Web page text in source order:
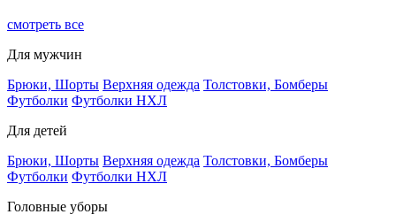
смотреть все
Для мужчин
Брюки, Шорты Верхняя одежда Толстовки, Бомберы
Футболки Футболки НХЛ
Для детей
Брюки, Шорты Верхняя одежда Толстовки, Бомберы
Футболки Футболки НХЛ
Головные уборы